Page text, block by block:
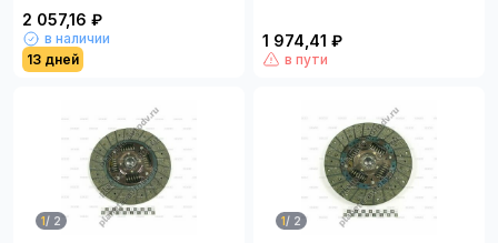
2 057,16 ₽
в наличии
13 дней
1 974,41 ₽
в пути
1/ 2 1/ 2